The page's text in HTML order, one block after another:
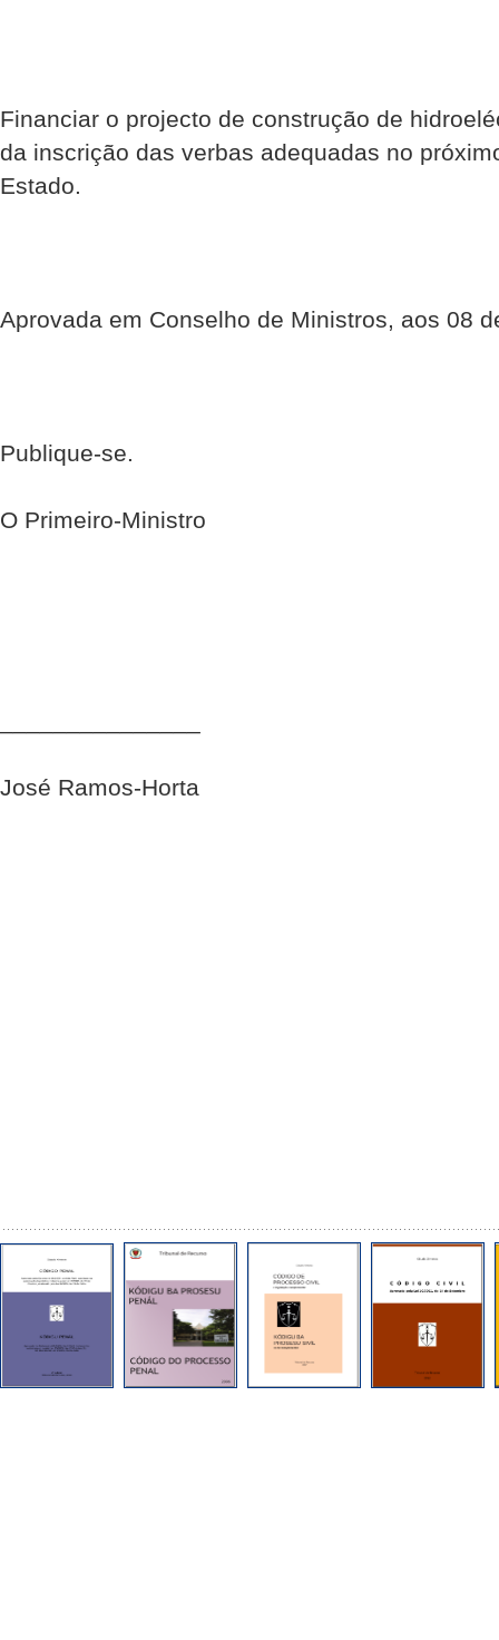
Financiar o projecto de construção de
da inscrição das verbas adequadas no
Estado.
Aprovada em Conselho de Ministros, aos 08
Publique-se.
O Primeiro-Ministro
José Ramos-Horta